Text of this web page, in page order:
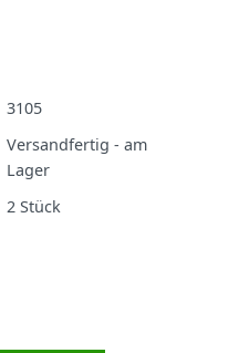
3105
Versandfertig - am
Lager
2 Stück